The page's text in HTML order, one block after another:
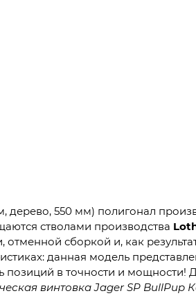
дерево, 550 мм) полигонал
стволами производства
сборкой и, как
данная модель
позиций в точности и мощности!
винтовка Jager SP BullPup